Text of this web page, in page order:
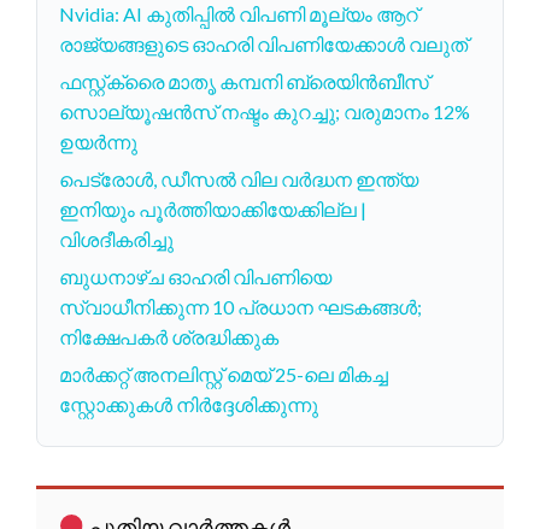
Nvidia: AI കുതിപ്പിൽ വിപണി മൂല്യം ആറ്
രാജ്യങ്ങളുടെ ഓഹരി വിപണിയേക്കാൾ വലുത്
ഫസ്റ്റ്ക്രൈ മാതൃ കമ്പനി ബ്രെയിൻബീസ്
സൊല്യൂഷൻസ് നഷ്ടം കുറച്ചു; വരുമാനം 12%
ഉയർന്നു
പെട്രോൾ, ഡീസൽ വില വർദ്ധന ഇന്ത്യ
ഇനിയും പൂർത്തിയാക്കിയേക്കില്ല |
വിശദീകരിച്ചു
ബുധനാഴ്ച ഓഹരി വിപണിയെ
സ്വാധീനിക്കുന്ന 10 പ്രധാന ഘടകങ്ങൾ;
നിക്ഷേപകർ ശ്രദ്ധിക്കുക
മാർക്കറ്റ് അനലിസ്റ്റ് മെയ് 25-ലെ മികച്ച
സ്റ്റോക്കുകൾ നിർദ്ദേശിക്കുന്നു